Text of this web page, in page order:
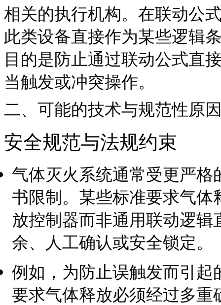
相关的执行机构。在联动公
此类设备直接作为某些逻辑
目的是防止通过联动公式直
当触发或冲突操作。
二、可能的技术与规范性原
安全规范与法规约束
气体灭火系统通常受更严
书限制。某些标准要求气
放控制器而非通用联动逻
余、人工确认或安全锁定。
例如，为防止误触发而引
要求气体释放必须经过多重